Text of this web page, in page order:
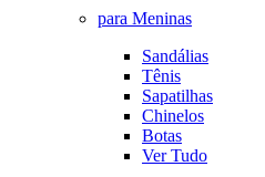
para Meninas
Sandálias
Tênis
Sapatilhas
Chinelos
Botas
Ver Tudo